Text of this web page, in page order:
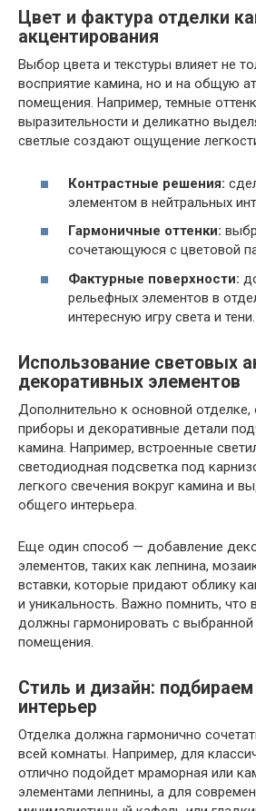
Цвет и фактура отделки
акцентирования
Выбор цвета и текстуры влияет не
восприятие камина, но и на общую
помещения. Например, темные
выразительности и деликатно
светлые создают ощущение
Контрастные решения:
элементом в нейтральных
Гармоничные оттенки:
сочетающуюся с цветовой
Фактурные поверхности:
рельефных элементов в
интересную игру света и тени.
Использование световых
декоративных элементов
Дополнительно к основной отделке,
приборы и декоративные детали
камина. Например, встроенные
светодиодная подсветка под
легкого свечения вокруг камина и
общего интерьера.
Еще один способ — добавление
элементов, таких как лепнина,
вставки, которые придают облику
и уникальность. Важно помнить, что
должны гармонировать с выбранной
помещения.
Стиль и дизайн:
интерьер
Отделка должна гармонично
всей комнаты. Например, для
отлично подойдет мраморная или
элементами лепнины, а для